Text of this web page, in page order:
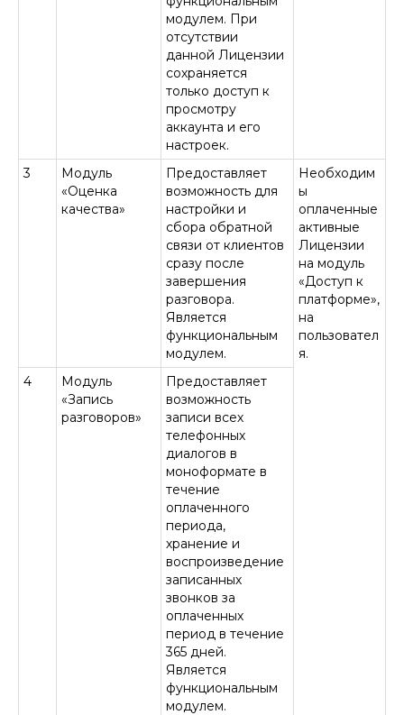
модулем. При
отсутствии
данной Лицензии
сохраняется
только доступ к
просмотру
аккаунта и его
настроек.
3
Модуль
«Оценка
качества»
Предоставляет
возможность для
настройки и
сбора обратной
связи от клиентов
сразу после
завершения
разговора.
Является
функциональным
модулем.
Необходим
ы
оплаченные
активные
Лицензии
на модуль
«Доступ к
платформе»,
на
пользовател
я.
4
Модуль
«Запись
разговоров»
Предоставляет
возможность
записи всех
телефонных
диалогов в
моноформате в
течение
оплаченного
периода,
хранение и
воспроизведение
записанных
звонков за
оплаченных
период в течение
365 дней.
Является
функциональным
модулем.